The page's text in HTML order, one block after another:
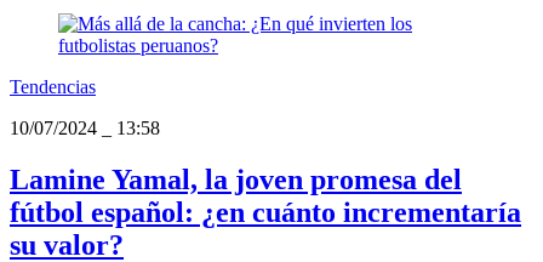
Tendencias
10/07/2024
13:58
Lamine Yamal, la joven promesa del
fútbol español: ¿en cuánto incrementaría
su valor?